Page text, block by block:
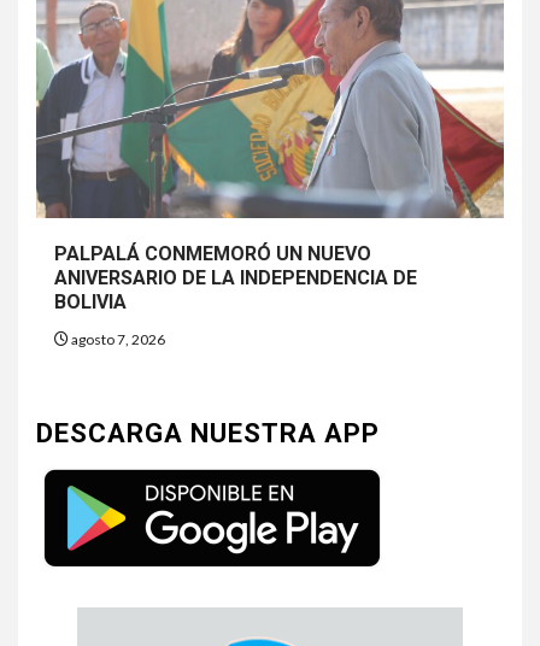
PALPALÁ CONMEMORÓ UN NUEVO
ANIVERSARIO DE LA INDEPENDENCIA DE
BOLIVIA
agosto 7, 2026
DESCARGA NUESTRA APP